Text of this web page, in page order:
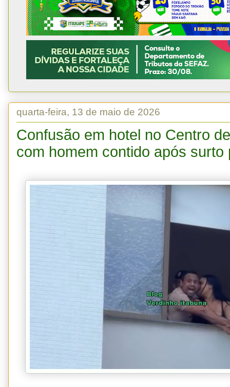
quarta-feira, 13 de maio de 2026
Confusão em hotel no Centro
com homem contido após surto